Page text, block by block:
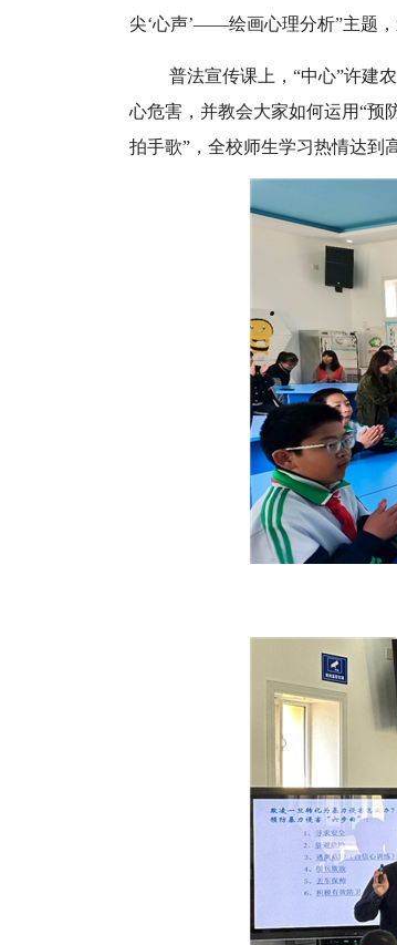
尖‘心声’——绘画心理分析”主题
普法宣传课上，“中心”许建
心危害，并教会大家如何运用“预
拍手歌”，全校师生学习热情达到